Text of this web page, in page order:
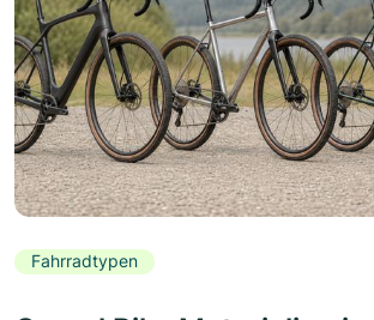
Fahrradtypen